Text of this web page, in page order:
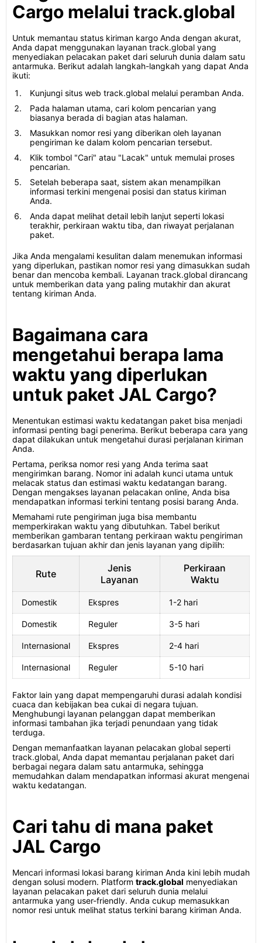
Cargo melalui track.global
Untuk memantau status kiriman kargo Anda dengan akurat,
Anda dapat menggunakan layanan track.global yang
menyediakan pelacakan paket dari seluruh dunia dalam satu
antarmuka. Berikut adalah langkah-langkah yang dapat Anda
ikuti:
Kunjungi situs web track.global melalui peramban Anda.
Pada halaman utama, cari kolom pencarian yang
biasanya berada di bagian atas halaman.
Masukkan nomor resi yang diberikan oleh layanan
pengiriman ke dalam kolom pencarian tersebut.
Klik tombol "Cari" atau "Lacak" untuk memulai proses
pencarian.
Setelah beberapa saat, sistem akan menampilkan
informasi terkini mengenai posisi dan status kiriman
Anda.
Anda dapat melihat detail lebih lanjut seperti lokasi
terakhir, perkiraan waktu tiba, dan riwayat perjalanan
paket.
Jika Anda mengalami kesulitan dalam menemukan informasi
yang diperlukan, pastikan nomor resi yang dimasukkan sudah
benar dan mencoba kembali. Layanan track.global dirancang
untuk memberikan data yang paling mutakhir dan akurat
tentang kiriman Anda.
Bagaimana cara
mengetahui berapa lama
waktu yang diperlukan
untuk paket JAL Cargo?
Menentukan estimasi waktu kedatangan paket bisa menjadi
informasi penting bagi penerima. Berikut beberapa cara yang
dapat dilakukan untuk mengetahui durasi perjalanan kiriman
Anda.
Pertama, periksa nomor resi yang Anda terima saat
mengirimkan barang. Nomor ini adalah kunci utama untuk
melacak status dan estimasi waktu kedatangan barang.
Dengan mengakses layanan pelacakan online, Anda bisa
mendapatkan informasi terkini tentang posisi barang Anda.
Memahami rute pengiriman juga bisa membantu
memperkirakan waktu yang dibutuhkan. Tabel berikut
memberikan gambaran tentang perkiraan waktu pengiriman
berdasarkan tujuan akhir dan jenis layanan yang dipilih:
Rute
Jenis
Layanan
Perkiraan
Waktu
Domestik Ekspres 1-2 hari
Domestik Reguler 3-5 hari
Internasional Ekspres 2-4 hari
Internasional Reguler 5-10 hari
Faktor lain yang dapat mempengaruhi durasi adalah kondisi
cuaca dan kebijakan bea cukai di negara tujuan.
Menghubungi layanan pelanggan dapat memberikan
informasi tambahan jika terjadi penundaan yang tidak
terduga.
Dengan memanfaatkan layanan pelacakan global seperti
track.global, Anda dapat memantau perjalanan paket dari
berbagai negara dalam satu antarmuka, sehingga
memudahkan dalam mendapatkan informasi akurat mengenai
waktu kedatangan.
Cari tahu di mana paket
JAL Cargo
Mencari informasi lokasi barang kiriman Anda kini lebih mudah
dengan solusi modern. Platform track.global menyediakan
layanan pelacakan paket dari seluruh dunia melalui
antarmuka yang user-friendly. Anda cukup memasukkan
nomor resi untuk melihat status terkini barang kiriman Anda.